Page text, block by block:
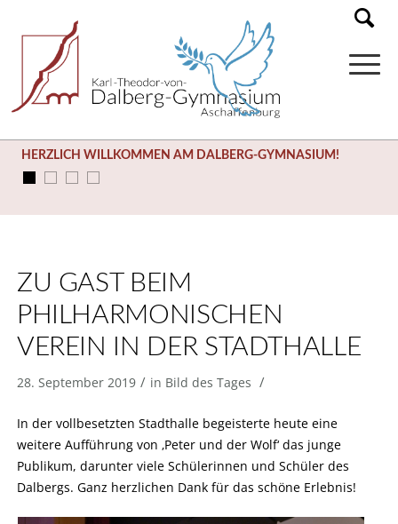
HERZLICH WILLKOMMEN AM DALBERG-GYMNASIUM!
ZU GAST BEIM
PHILHARMONISCHEN
VEREIN IN DER STADTHALLE
28. September 2019 / in Bild des Tages /
In der vollbesetzten Stadthalle begeisterte heute eine
weitere Aufführung von ‚Peter und der Wolf‘ das junge
Publikum, darunter viele Schülerinnen und Schüler des
Dalbergs. Ganz herzlichen Dank für das schöne Erlebnis!